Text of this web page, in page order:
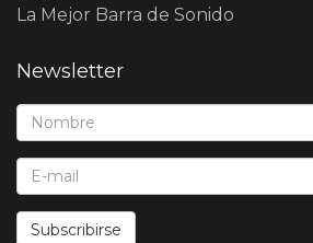
La Mejor Barra de Sonido
Newsletter
Nombre*:
E-Mail*:
Subscribirse